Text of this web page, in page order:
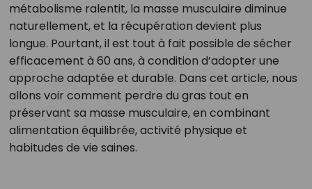
métabolisme ralentit, la masse musculaire diminue
naturellement, et la récupération devient plus
longue. Pourtant, il est tout à fait possible de sécher
efficacement à 60 ans, à condition d’adopter une
approche adaptée et durable. Dans cet article, nous
allons voir comment perdre du gras tout en
préservant sa masse musculaire, en combinant
alimentation équilibrée, activité physique et
habitudes de vie saines.